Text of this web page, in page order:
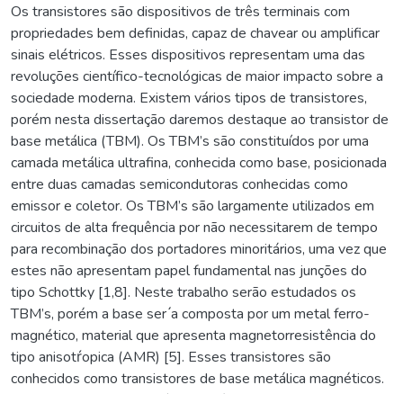
Os transistores são dispositivos de três terminais com
propriedades bem definidas, capaz de chavear ou amplificar
sinais elétricos. Esses dispositivos representam uma das
revoluções científico-tecnológicas de maior impacto sobre a
sociedade moderna. Existem vários tipos de transistores,
porém nesta dissertação daremos destaque ao transistor de
base metálica (TBM). Os TBM’s são constituídos por uma
camada metálica ultrafina, conhecida como base, posicionada
entre duas camadas semicondutoras conhecidas como
emissor e coletor. Os TBM’s são largamente utilizados em
circuitos de alta frequência por não necessitarem de tempo
para recombinação dos portadores minoritários, uma vez que
estes não apresentam papel fundamental nas junções do
tipo Schottky [1,8]. Neste trabalho serão estudados os
TBM’s, porém a base ser ́a composta por um metal ferro-
magnético, material que apresenta magnetorresistência do
tipo anisotŕopica (AMR) [5]. Esses transistores são
conhecidos como transistores de base metálica magnéticos.